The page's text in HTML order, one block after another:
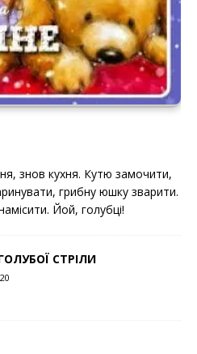
знов кухня. Кутю замочити,
грибну юшку зварити.
Йой, голубці!
СТРІЛИ